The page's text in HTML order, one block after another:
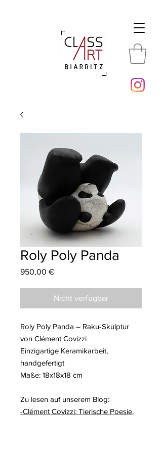
Roly Poly Panda
950,00 €Preis
Nicht verfügbar
Roly Poly Panda – Raku-Skulptur
von Clément Covizzi
Einzigartige Keramikarbeit,
handgefertigt
Maße: 18x18x18 cm
Zu lesen auf unserem Blog:
-Clément Covizzi: Tierische Poesie,